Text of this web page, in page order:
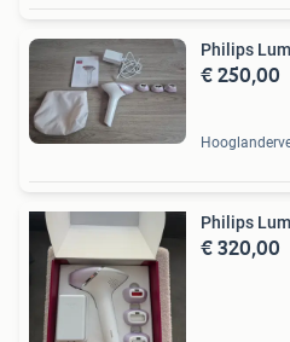
Philips
€ 250,00
Philips
€ 320,00